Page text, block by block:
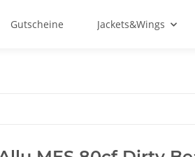
Gutscheine Jackets&Wings